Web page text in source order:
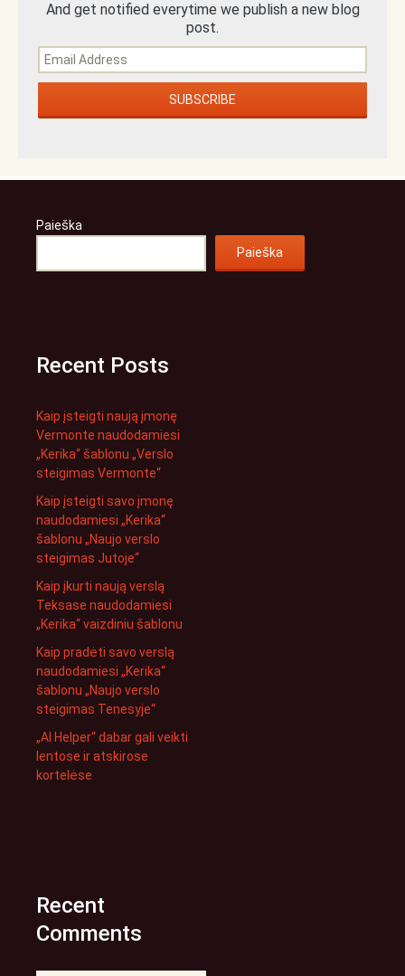
And get notified everytime we publish a new blog
post.
Paieška
Paieška
Recent Posts
Kaip įsteigti naują įmonę
Vermonte naudodamiesi
„Kerika“ šablonu „Verslo
steigimas Vermonte“
Kaip įsteigti savo įmonę
naudodamiesi „Kerika“
šablonu „Naujo verslo
steigimas Jutoje“
Kaip įkurti naują verslą
Teksase naudodamiesi
„Kerika“ vaizdiniu šablonu
Kaip pradėti savo verslą
naudodamiesi „Kerika“
šablonu „Naujo verslo
steigimas Tenesyje“
„AI Helper“ dabar gali veikti
lentose ir atskirose
kortelėse
Recent
Comments